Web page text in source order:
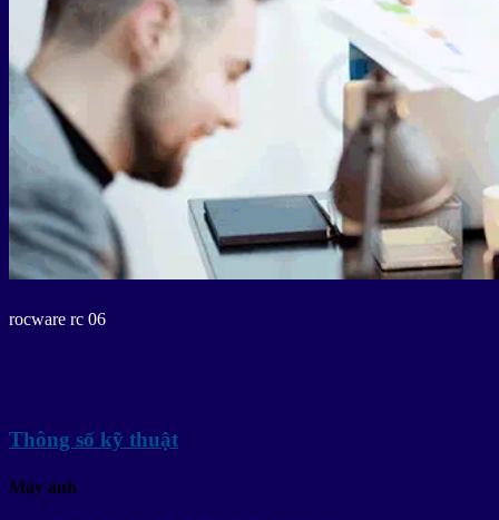
rocware rc 06
Thông số kỹ thuật
Máy ảnh